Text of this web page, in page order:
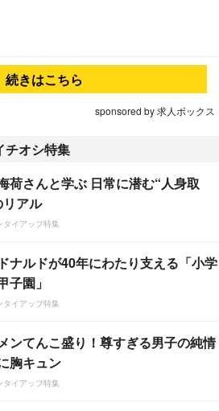
続きはこちら
sponsored by 求人ボックス
チオシ特集
荷さんと学ぶ 日常に潜む“人身取
リアル
タイアップ特集
ナルドが40年にわたり支える「小学
子園」
タイアップ特集
ンてんこ盛り！尊すぎる男子の純情
胸キュン
タイアップ特集